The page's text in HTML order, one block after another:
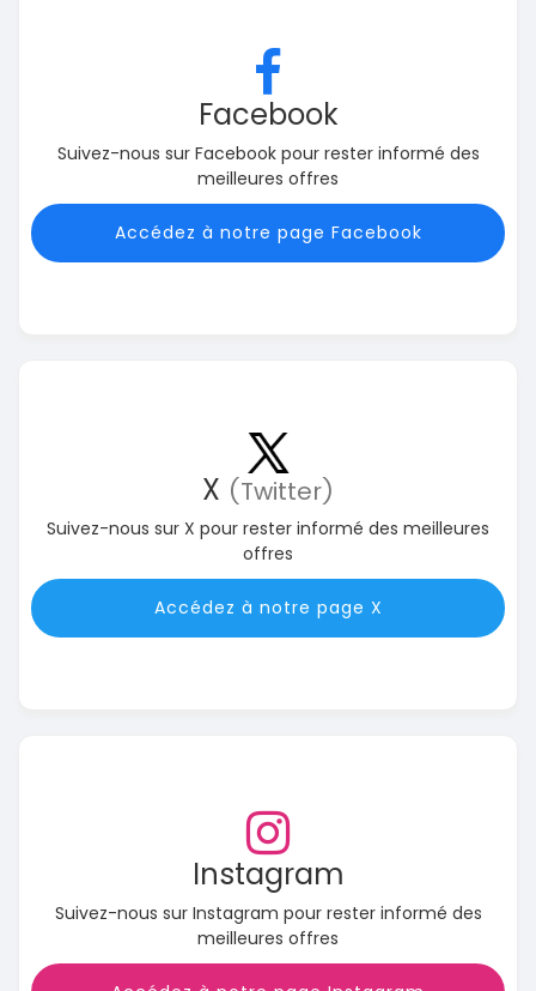
Facebook
Suivez-nous sur Facebook pour rester informé des
meilleures offres
Accédez à notre page Facebook
X (Twitter)
Suivez-nous sur X pour rester informé des meilleures
offres
Accédez à notre page X
Instagram
Suivez-nous sur Instagram pour rester informé des
meilleures offres